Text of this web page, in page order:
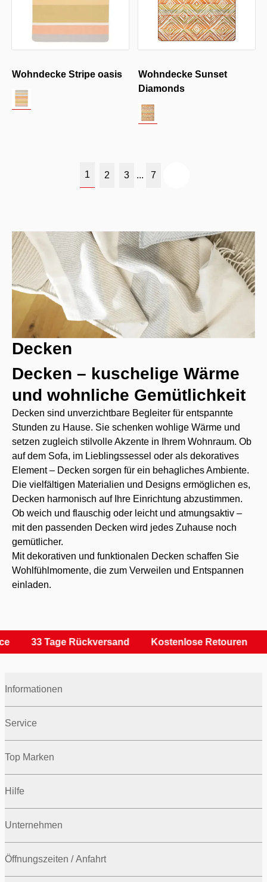
Wohndecke Stripe oasis
Wohndecke Sunset
Diamonds
1 2 3 ... 7
Decken
Decken – kuschelige Wärme
und wohnliche Gemütlichkeit
Decken sind unverzichtbare Begleiter für entspannte
Stunden zu Hause. Sie schenken wohlige Wärme und
setzen zugleich stilvolle Akzente in Ihrem Wohnraum. Ob
auf dem Sofa, im Lieblingssessel oder als dekoratives
Element – Decken sorgen für ein behagliches Ambiente.
Die vielfältigen Materialien und Designs ermöglichen es,
Decken harmonisch auf Ihre Einrichtung abzustimmen.
Ob weich und flauschig oder leicht und atmungsaktiv –
mit den passenden Decken wird jedes Zuhause noch
gemütlicher.
Mit dekorativen und funktionalen Decken schaffen Sie
Wohlfühlmomente, die zum Verweilen und Entspannen
einladen.
33 Tage Rückversand Kostenlose Retouren
Informationen
Service
Top Marken
Hilfe
Unternehmen
Öffnungszeiten / Anfahrt